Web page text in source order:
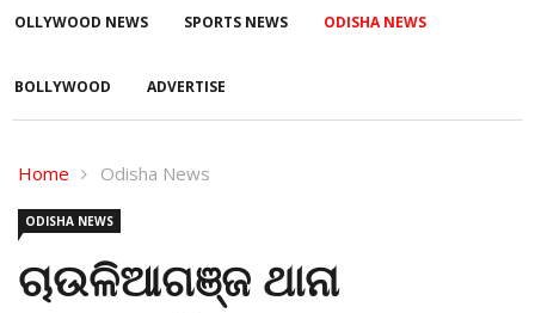
OLLYWOOD NEWS SPORTS NEWS ODISHA NEWS
BOLLYWOOD ADVERTISE
Home Odisha News
ODISHA NEWS
ଚାଉଳିଆଗଞ୍ଜ ଥାନା